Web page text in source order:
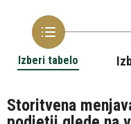
Izberi tabelo
Storitvena